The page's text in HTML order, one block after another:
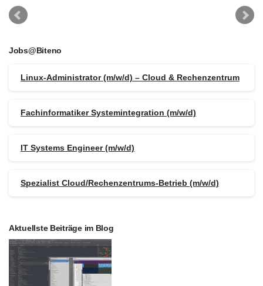
Jobs@Biteno
Linux-Administrator (m/w/d) – Cloud & Rechenzentrum
Fachinformatiker Systemintegration (m/w/d)
IT Systems Engineer (m/w/d)
Spezialist Cloud/Rechenzentrums-Betrieb (m/w/d)
Aktuellste Beiträge im Blog